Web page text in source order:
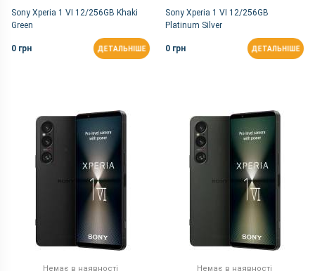
Sony Xperia 1 VI 12/256GB Khaki
Green
0 грн ДЕТАЛЬНІШЕ
Sony Xperia 1 VI 12/256GB
Platinum Silver
0 грн ДЕТАЛЬНІШЕ
Немає в наявності Немає в наявності